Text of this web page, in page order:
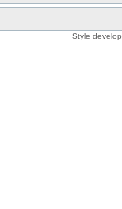
Style